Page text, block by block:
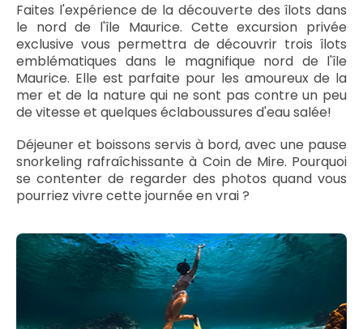
Faites l'expérience de la découverte des îlots dans
le nord de l'île Maurice. Cette excursion privée
exclusive vous permettra de découvrir trois îlots
emblématiques dans le magnifique nord de l'île
Maurice. Elle est parfaite pour les amoureux de la
mer et de la nature qui ne sont pas contre un peu
de vitesse et quelques éclaboussures d'eau salée!
Déjeuner et boissons servis à bord, avec une pause
snorkeling rafraîchissante à Coin de Mire. Pourquoi
se contenter de regarder des photos quand vous
pourriez vivre cette journée en vrai ?